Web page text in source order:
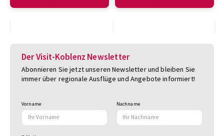
Der Visit-Koblenz Newsletter
Abonnieren Sie jetzt unseren Newsletter und bleiben Sie
immer über regionale Ausflüge und Angebote informiert!
Vorname Nachname